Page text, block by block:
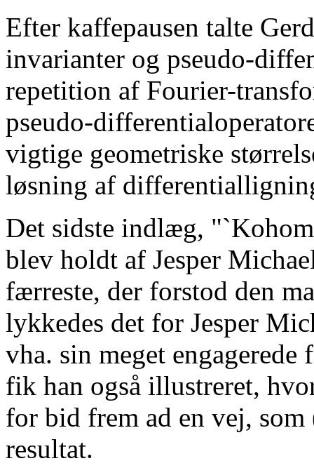
Efter kaffepausen talte
invarianter og pseudo-
repetition af Fourier-
pseudo-
vigtige geometriske
løsning af
Det sidste indlæg,
blev holdt af Jesper
færreste, der forstod den
lykkedes det for Jesper
vha. sin meget
fik han også illustreret,
for bid frem ad en vej,
resultat.